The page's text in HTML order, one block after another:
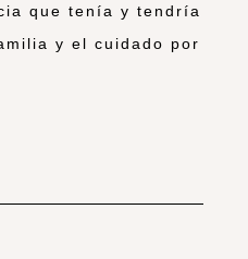
que tenía y tendría
y el cuidado por